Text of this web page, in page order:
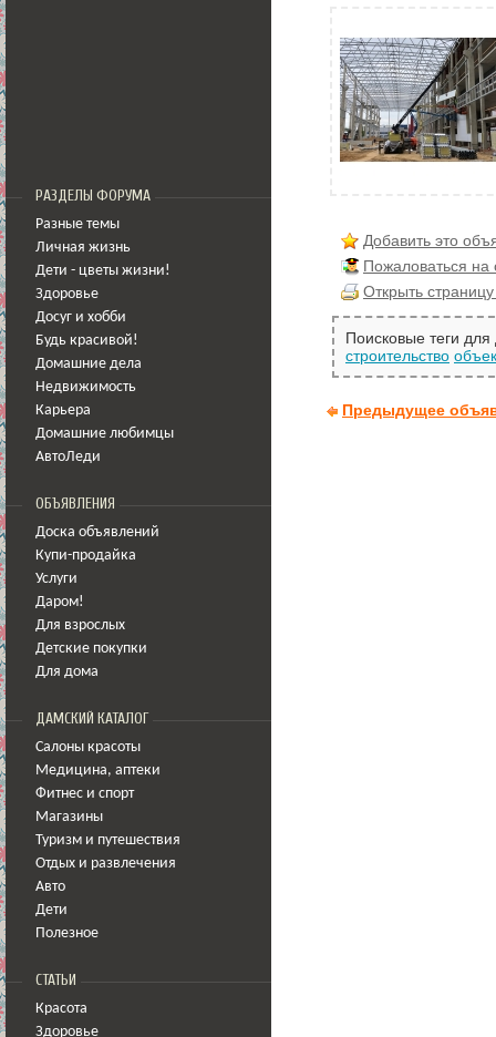
РАЗДЕЛЫ ФОРУМА
Разные темы
Личная жизнь
Дети - цветы жизни!
Здоровье
Досуг и хобби
Будь красивой!
Домашние дела
Недвижимость
Карьера
Домашние любимцы
АвтоЛеди
ОБЪЯВЛЕНИЯ
Доска объявлений
Купи-продайка
Услуги
Даром!
Для взрослых
Детские покупки
Для дома
ДАМСКИЙ КАТАЛОГ
Салоны красоты
Медицина, аптеки
Фитнес и спорт
Магазины
Туризм и путешествия
Отдых и развлечения
Авто
Дети
Полезное
СТАТЬИ
Красота
Здоровье
Добавить это
Пожаловаться
Открыть
Поисковые теги
строительство
Предыдущее